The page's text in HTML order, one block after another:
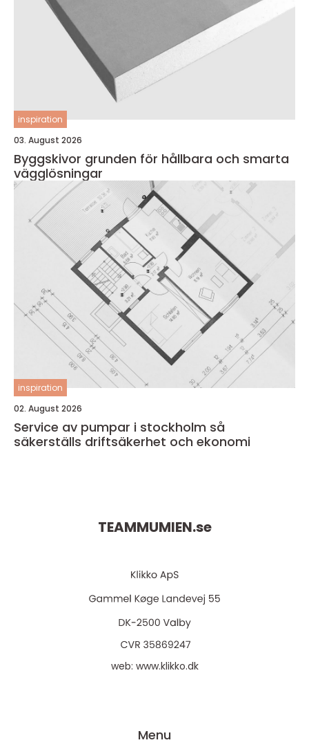
inspiration
03. August 2026
Byggskivor grunden för hållbara och smarta
vägglösningar
inspiration
02. August 2026
Service av pumpar i stockholm så
säkerställs driftsäkerhet och ekonomi
TEAMMUMIEN.se
web: www.klikko.dk
Menu